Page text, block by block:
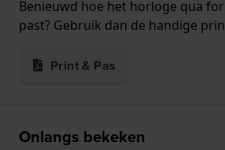
Benieuwd hoe het horloge qua
past? Gebruik dan de handige
Print & Pas
Onlangs bekeken